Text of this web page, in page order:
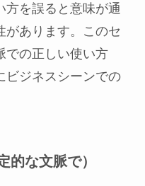
方を誤ると意味が通
があります。このセ
での正しい使い方
ビジネスシーンでの
的な文脈で）